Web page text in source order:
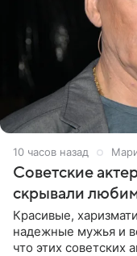
10 часов назад
Советские
скрывали
Красивые,
надежные мужья и
что этих советских